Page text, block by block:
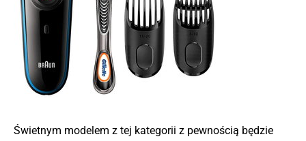
Świetnym modelem z tej kategorii z pewnością będzie